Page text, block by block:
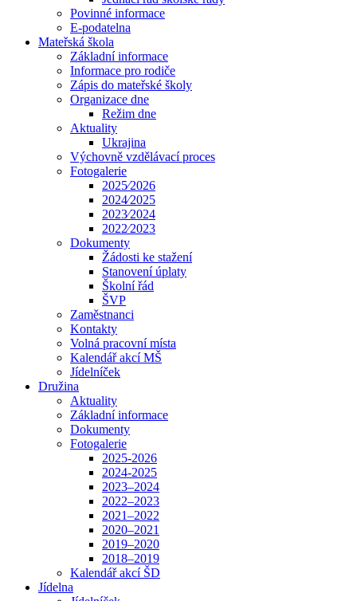
Povinné informace
E-podatelna
Mateřská škola
Základní informace
Informace pro rodiče
Zápis do mateřské školy
Organizace dne
Režim dne
Aktuality
Ukrajina
Výchovně vzdělávací proces
Fotogalerie
2025⁄2026
2024⁄2025
2023⁄2024
2022⁄2023
Dokumenty
Žádosti ke stažení
Stanovení úplaty
Školní řád
ŠVP
Zaměstnanci
Kontakty
Volná pracovní místa
Kalendář akcí MŠ
Jídelníček
Družina
Aktuality
Základní informace
Dokumenty
Fotogalerie
2025-2026
2024-2025
2023–2024
2022–2023
2021–2022
2020–2021
2019–2020
2018–2019
Kalendář akcí ŠD
Jídelna